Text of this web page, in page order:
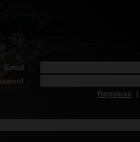
Email :
:
Registrati |